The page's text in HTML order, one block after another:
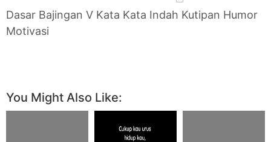
Dasar Bajingan V Kata Kata Indah Kutipan Humor
Motivasi
You Might Also Like: